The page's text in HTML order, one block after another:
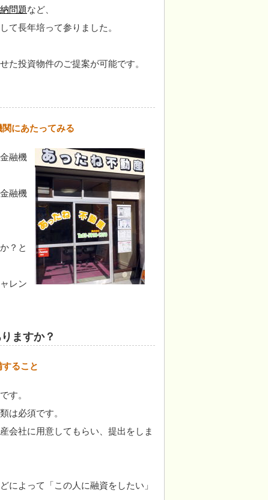
問題など、
て長年培って参りました。
た投資物件のご提案が可能です。
にあたってみる
融機
融機
？と
レン
ますか？
ること
す。
は必須です。
会社に用意してもらい、提出をしま
によって「この人に融資をしたい」